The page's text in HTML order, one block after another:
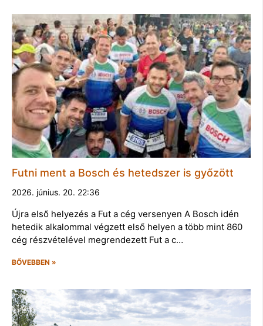
Futni ment a Bosch és hetedszer is győzött
2026. június. 20. 22:36
Újra első helyezés a Fut a cég versenyen A Bosch idén
hetedik alkalommal végzett első helyen a több mint 860
cég részvételével megrendezett Fut a c…
BŐVEBBEN »